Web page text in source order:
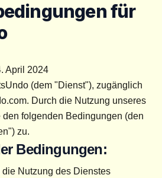
für
April 2024
(dem "Dienst"), zugänglich
Durch die Nutzung unseres
den folgenden Bedingungen (den
zu.
Bedingungen:
Nutzung des Dienstes